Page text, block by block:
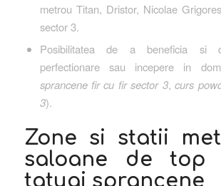
metrou Titan, Dristor, Nicolae
sector 3.
Posibilitatea de a beneficia si
perfectionare sau incepere in
sprancene fir cu fir sector 3,curs
3).
Zone si statii
saloane de top
tatuaj sprancene